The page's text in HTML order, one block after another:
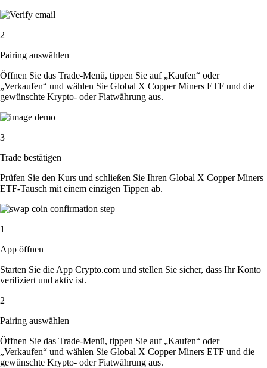
2
Pairing auswählen
Öffnen Sie das Trade-Menü, tippen Sie auf „Kaufen“ oder
„Verkaufen“ und wählen Sie Global X Copper Miners ETF und die
gewünschte Krypto- oder Fiatwährung aus.
3
Trade bestätigen
Prüfen Sie den Kurs und schließen Sie Ihren Global X Copper Miners
ETF-Tausch mit einem einzigen Tippen ab.
1
App öffnen
Starten Sie die App Crypto.com und stellen Sie sicher, dass Ihr Konto
verifiziert und aktiv ist.
2
Pairing auswählen
Öffnen Sie das Trade-Menü, tippen Sie auf „Kaufen“ oder
„Verkaufen“ und wählen Sie Global X Copper Miners ETF und die
gewünschte Krypto- oder Fiatwährung aus.